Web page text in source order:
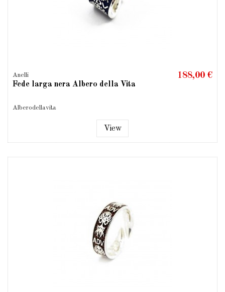
Anelli
Fede larga nera Albero della Vita
Alberodellavita
188,00 €
View